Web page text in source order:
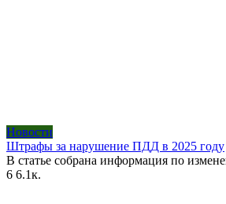
Новости
Штрафы за нарушение ПДД в 2025 году
В статье собрана информация по
6 6.1к.